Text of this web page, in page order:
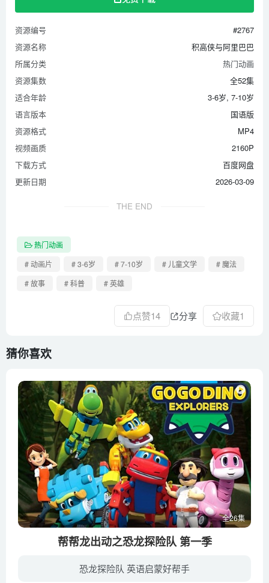
资源编号
#2767
资源名称
积高侠与阿里巴巴
所属分类
热门动画
资源集数
全52集
适合年龄
3-6岁, 7-10岁
语言版本
国语版
资源格式
MP4
视频画质
2160P
下载方式
百度网盘
更新日期
2026-03-09
THE END
热门动画
# 动画片
# 3-6岁 # 7-10岁 # 儿童文学
# 魔法
# 故事
# 科普 # 英雄
点赞14 分享 收藏1
猜你喜欢
全26集
帮帮龙出动之恐龙探险队 第一季
恐龙探险队 英语启蒙好帮手